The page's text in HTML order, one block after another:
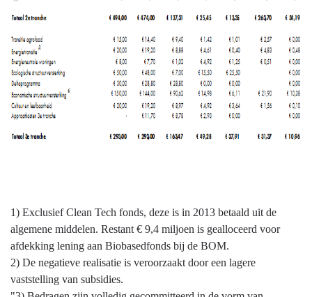
1) Exclusief Clean Tech fonds, deze is in 2013 betaald uit de
algemene middelen. Restant € 9,4 miljoen is gealloceerd voor
afdekking lening aan Biobasedfonds bij de BOM.
2) De negatieve realisatie is veroorzaakt door een lagere
vaststelling van subsidies.